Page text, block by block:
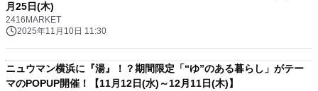
月25日(木)
2416MARKET
2025年11月10日 11:30
ニュウマン横浜に『湯』！？期間限定「“ゆ”のある暮らし」がテー
マのPOPUP開催！【11月12日(水)～12月11日(木)】